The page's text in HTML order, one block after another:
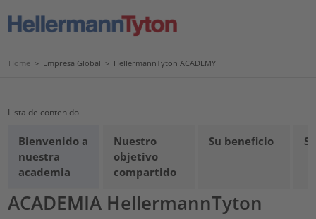
Home > Empresa Global > HellermannTyton ACADEMY
Lista de contenido
Bienvenido a
nuestra
academia
Nuestro
objetivo
compartido
Su beneficio
ACADEMIA HellermannTyton